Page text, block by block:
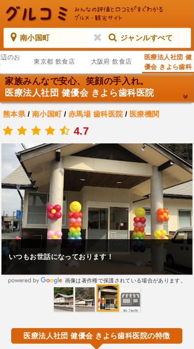
南小国町 ジャンルすべて
のお
東京都 飲食店 大阪府 飲食店
医療法人社団 健
優会 きよら歯科
医院
家族みんなで安心、笑顔の手入れ。
医療法人社団 健優会 きよら歯科医院
熊本県 / 南小国町/ 赤馬場 歯科医院/ 医療機関
4.7
いつもお世話になっております！
画像は著作権で保護されている場合があります。
医療法人社団 健優会 きよら歯科医院の特徴